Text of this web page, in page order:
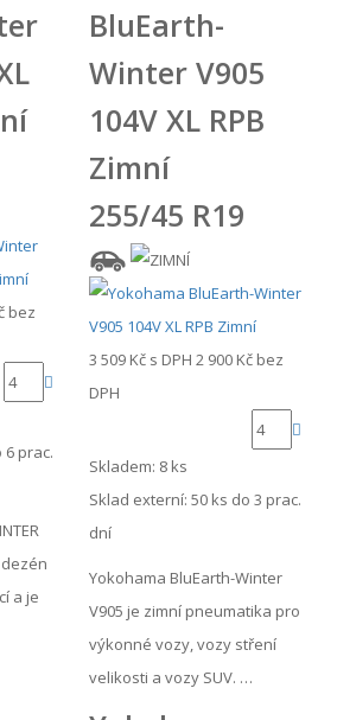
bez
6 prac.
a je
BluEarth-
Winter V905
104V XL RPB
Zimní
255/45 R19
3 509 Kč s DPH 2 900 Kč bez
DPH
Skladem: 8 ks
Sklad externí: 50 ks do 3 prac.
dní
Yokohama BluEarth-Winter
V905 je zimní pneumatika pro
výkonné vozy, vozy stření
velikosti a vozy SUV. …